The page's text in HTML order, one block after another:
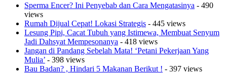
Sperma Encer? Ini Penyebab dan Cara Mengatasinya - 490
views
Rumah Dijual Cepat! Lokasi Strategis - 445 views
Lesung Pipi, Cacat Tubuh yang Istimewa, Membuat Senyum
Jadi Dahsyat Mempesonanya - 418 views
Jangan di Pandang Sebelah Mata! ‘Petani Pekerjaan Yang
Mulia’ - 398 views
Bau Badan? , Hindari 5 Makanan Berikut ! - 397 views